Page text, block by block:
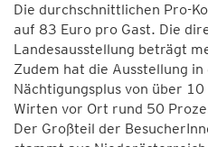
Die durchschnittlichen Pro-
auf 83 Euro pro Gast. Die
Landesausstellung beträgt
Zudem hat die Ausstellung
Nächtigungsplus von über
Wirten vor Ort rund 50
Der Großteil der